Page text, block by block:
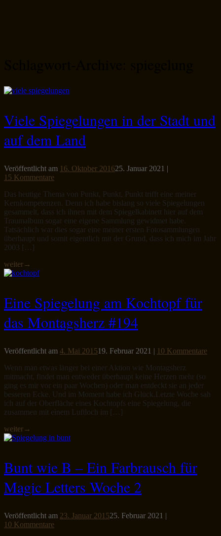
Viele Spiegelungen in der Stadt und
auf dem Land
Veröffentlicht am 16. Oktober 201625. Januar 2021 |
15 Kommentare
Das heutige Thema von Punkt, Punkt, Punkt trifft eine meiner
Kernkompetenzen. Denn ich habe bislang so viele Spiegelungen
gesammelt, dass ich ihnen mit dem Spiegelkabinett hier auf dem
Traumalbum sogar eine eigene Sammlung gewidmet habe.
Tatsächlich war dies sogar eine meiner ersten Fotosammlungen
überhaupt und somit eigentlich mit der Grund, dass ich mich im Jahr
2003 […]
weiter→
Eine Spiegelung am Kochtopf für
das Montagsherz #194
Veröffentlicht am 4. Mai 201519. Februar 2021 | 10 Kommentare
Wenn man etwas länger bei einer Aktion wie Montagsherz
mitmacht, findet man entweder überhaupt keine Herzen mehr (so
ging es mir vor ein paar Wochen) oder man entdeckt sie an jeder
besseren Ecke. Und im Moment habe ich Glück.Letzte Woche sah
ich auf der Oberfläche eines Kochtopfs eine Spiegelung, die
zusammen mit einem Luftloch im […]
weiter→
Bunt wie B – Ein Farbrausch für
Magic Letters Woche 2
Veröffentlicht am 23. Januar 201525. Februar 2021 |
10 Kommentare